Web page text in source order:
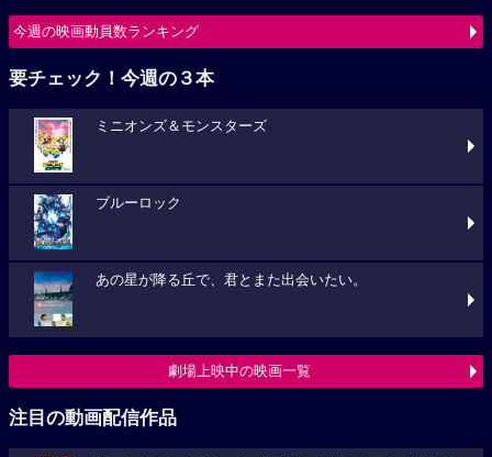
今週の映画動員数ランキング
要チェック！今週の３本
ミニオンズ＆モンスターズ
ブルーロック
あの星が降る丘で、君とまた出会いたい。
劇場上映中の映画一覧
注目の動画配信作品